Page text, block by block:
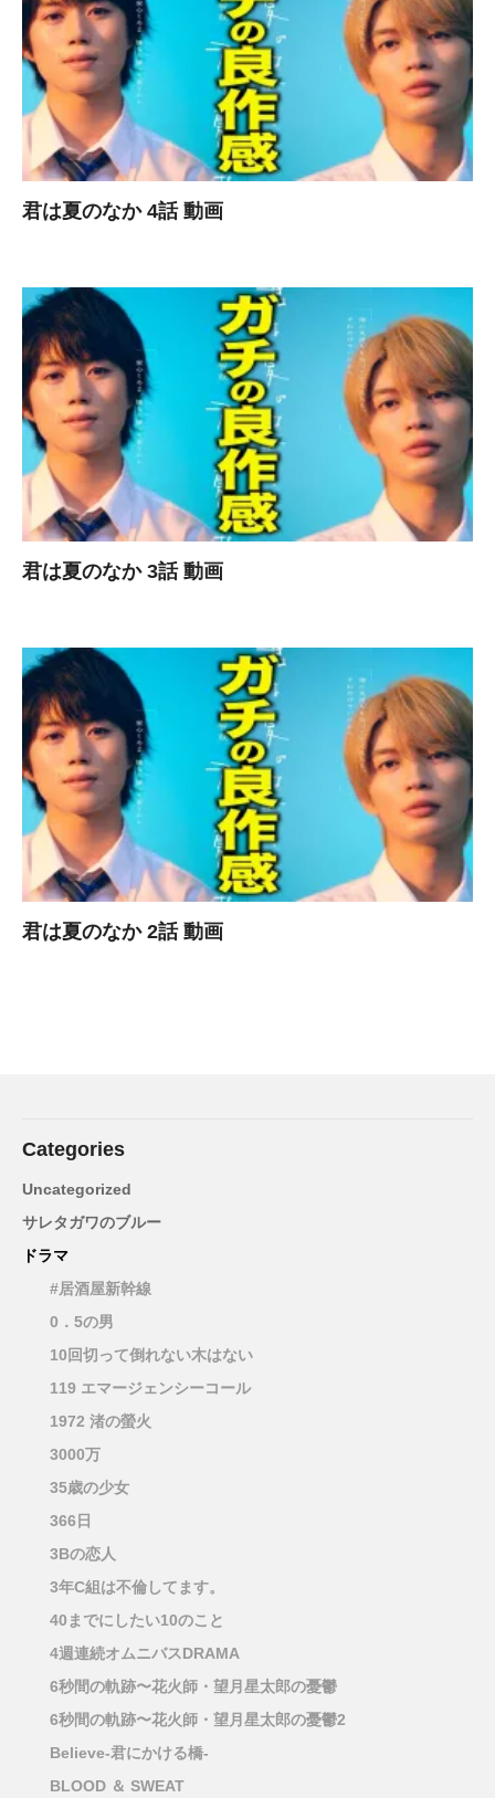
君は夏のなか 4話 動画
君は夏のなか 3話 動画
君は夏のなか 2話 動画
Categories
Uncategorized
サレタガワのブルー
ドラマ
#居酒屋新幹線
0．5の男
10回切って倒れない木はない
119 エマージェンシーコール
1972 渚の螢火
3000万
35歳の少女
366日
3Bの恋人
3年C組は不倫してます。
40までにしたい10のこと
4週連続オムニバスDRAMA
6秒間の軌跡〜花火師・望月星太郎の憂鬱
6秒間の軌跡〜花火師・望月星太郎の憂鬱2
Believe-君にかける橋-
BLOOD ＆ SWEAT